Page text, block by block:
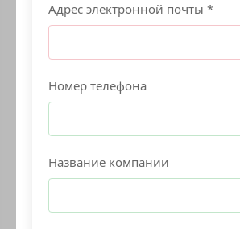
Адрес электронной почты *
Номер телефона
Название компании